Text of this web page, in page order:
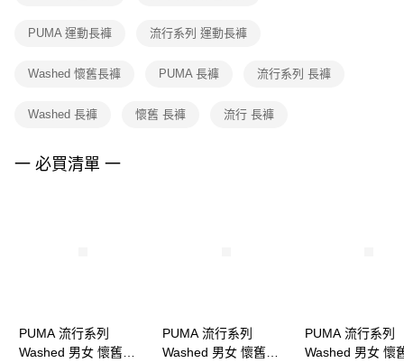
１．透過由恩沛科技股份有限公司提供之「AFTEE先享後付」服務完成之交
權轉讓予恩沛科技股份有限公司。
３．未成年的使用者請事先徵得法定代理人或監護人之同意方可使用
４．使用「AFTEE先享後付」時，將依據個別帳號之用戶狀況，依本公司即
PUMA 運動長褲 流行系列 運動長褲
Washed 懷舊長褲 PUMA 長褲 流行系列 長褲
Washed 長褲 懷舊 長褲 流行 長褲
一 必買清單 一
PUMA 流行系列
Washed 男女 懷舊外
PUMA 流行系列
Washed 男女 懷舊外
PUMA 流行系列
Washed 男女 懷